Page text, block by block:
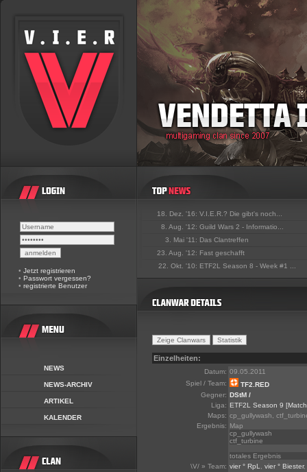
• Jetzt registrieren
• Passwort vergessen?
• registrierte Benutzer
NEWS
NEWS-ARCHIV
ARTIKEL
KALENDER
18. Dez. '16: V.I.E.R.? Die gibt's noch...
8. Aug. '12: Guild Wars 2 - Informatio...
3. Mai '11: Das Clantreffen
23. Aug. '12: Fast geschafft
22. Okt. '10: ETF2L Season 8 - Week #1 ...
Einzelheiten:
Datum: 09.05.2011
Spiel / Team:
TF2.RED
Gegner: DStM /
Liga: ETF2L Season 9
Maps: cp_gullywash,
Ergebnis: Map
cp_gullywash
ctf_turbine
totales Ergebnis
\V/ » Team: vier ° RpL vier ° Biester,